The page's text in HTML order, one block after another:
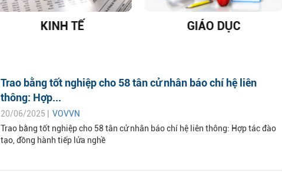
KINH TẾ GIÁO DỤC
Trao bằng tốt nghiệp cho 58 tân cử nhân báo chí hệ liên
thông: Hợp...
20/06/2025 | VOVVN
Trao bằng tốt nghiệp cho 58 tân cử nhân báo chí hệ liên thông: Hợp tác đào
tạo, đồng hành tiếp lửa nghề